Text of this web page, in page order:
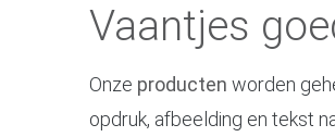
Vaantjes
Onze producten worden
opdruk, afbeelding en tekst